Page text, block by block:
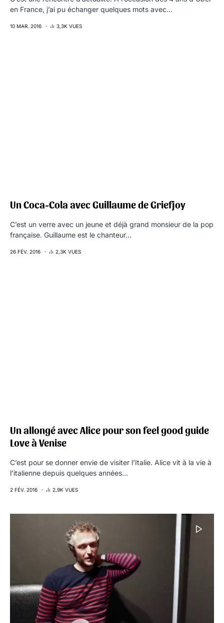
en France, j’ai pu échanger quelques mots avec…
10 MAR. 2016 3,3K VUES
Un Coca-Cola avec Guillaume de Griefjoy
C’est un verre avec un jeune et déjà grand monsieur de la pop
française. Guillaume est le chanteur…
26 FÉV. 2016 2,3K VUES
Un allongé avec Alice pour son feel good guide
Love à Venise
C’est pour se donner envie de visiter l’Italie. Alice vit à la vie à
l’italienne depuis quelques années…
2 FÉV. 2016 2,9K VUES